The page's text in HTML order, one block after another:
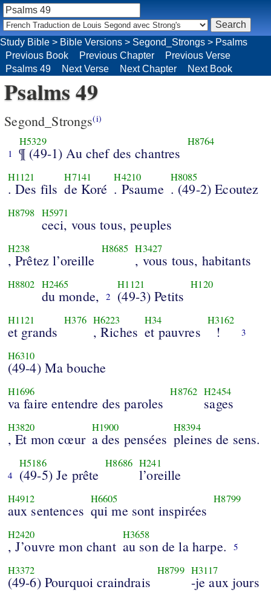
Study Bible > Bible Versions > Segond_Strongs > Psalms
Previous Book
Previous Chapter
Previous Verse
Psalms 49
Next Verse Next Chapter Next Book
Psalms 49
Segond_Strongs(i)
1
H5329
¶ (49-1) Au chef des chantres
H8764
H1121
. Des fils
H7141
de Koré
H4210
. Psaume
H8085
. (49-2) Ecoutez
H8798 H5971
ceci, vous tous, peuples
H238
, Prêtez l’oreille
H8685 H3427
, vous tous, habitants
H8802 H2465
du monde, 2
H1121
(49-3) Petits
H120
H1121
et grands
H376 H6223
, Riches
H34
et pauvres
H3162
! 3
H6310
(49-4) Ma bouche
H1696
va faire entendre des paroles
H8762 H2454
sages
H3820
, Et mon cœur
H1900
a des pensées
H8394
pleines de sens.
4
H5186
(49-5) Je prête
H8686 H241
l’oreille
H4912
aux sentences
H6605
qui me sont inspirées
H8799
H2420
, J’ouvre mon chant
H3658
au son de la harpe. 5
H3372
(49-6) Pourquoi craindrais
H8799 H3117
-je aux jours